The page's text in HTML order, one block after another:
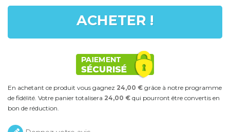
ACHETER !
En achetant ce produit vous gagnez 24,00 € grâce à notre programme
de fidélité. Votre panier totalisera 24,00 € qui pourront être convertis en
bon de réduction.